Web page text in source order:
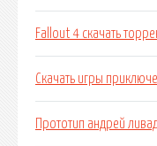
Fallout 4 скачать
Скачать игры
Прототип андрей